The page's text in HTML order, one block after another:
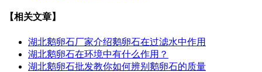
【相关文章】
湖北鹅卵石厂家介绍鹅卵石在过滤水中作用
湖北鹅卵石在环境中有什么作用？
湖北鹅卵石批发教你如何辨别鹅卵石的质量